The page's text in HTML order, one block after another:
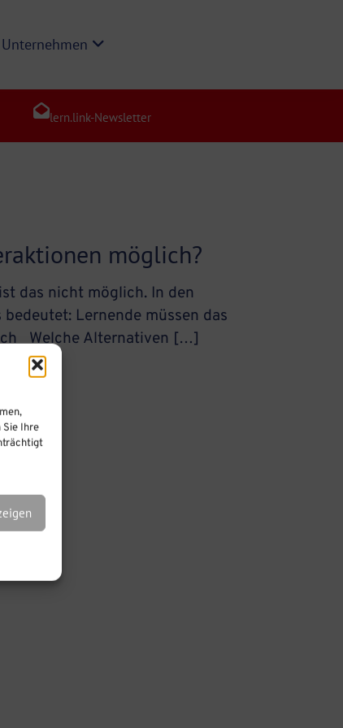
Sie Ihre
Unternehmen
lern.link-Newsletter
möglich?
das nicht möglich. In den
Lernende müssen das
Welche Alternativen […]